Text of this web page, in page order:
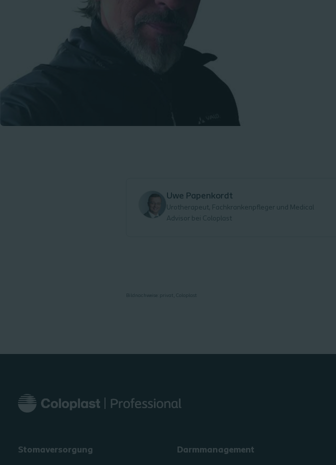
Uwe Papenkordt
Urotherapeut, Fachkrankenpfleger und Medical
Advisor bei Coloplast
Bildnachweise: privat, Coloplast
Stomaversorgung Darmmanagement